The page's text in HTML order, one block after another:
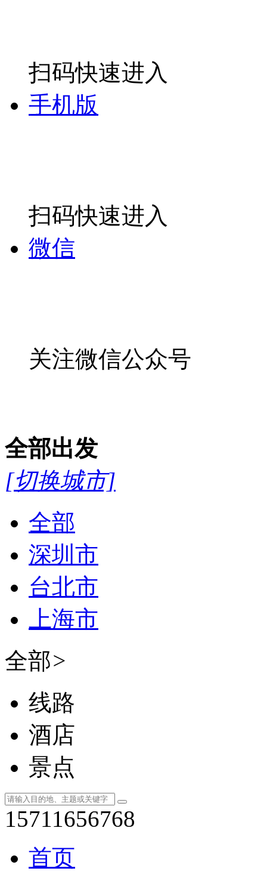
扫码快速进入
手机版
扫码快速进入
微信
关注微信公众号
全部出发
[切换城市]
全部
深圳市
台北市
上海市
全部>
线路
酒店
景点
15711656768
首页